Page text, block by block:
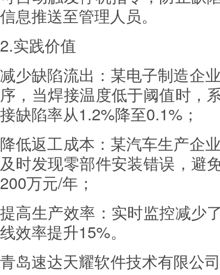
信息推送至管理人员。
2.实践价值
减少缺陷流出：某电子制造企
序，当焊接温度低于阈值时，
接缺陷率从1.2%降至0.1%；
降低返工成本：某汽车生产企
及时发现零部件安装错误，避
200万元/年；
提高生产效率：实时监控减少
线效率提升15%。
青岛速达天耀软件技术有限公